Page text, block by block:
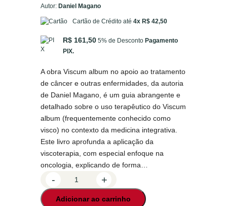
Autor: Daniel Magano
Cartão de Crédito até 4x R$ 42,50
R$ 161,50 5% de Desconto Pagamento
PIX.
A obra Viscum album no apoio ao tratamento
de câncer e outras enfermidades, da autoria
de Daniel Magano, é um guia abrangente e
detalhado sobre o uso terapêutico do Viscum
album (frequentemente conhecido como
visco) no contexto da medicina integrativa.
Este livro aprofunda a aplicação da
viscoterapia, com especial enfoque na
oncologia, explicando de forma…
s
- +
Adicionar ao carrinho